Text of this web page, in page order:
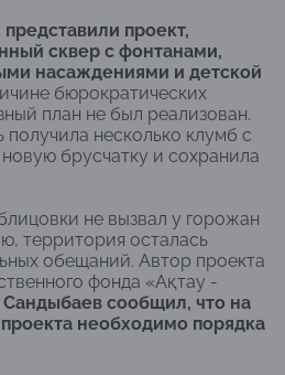
проект,
сквер с фонтанами,
насаждениями и детской
бюрократических
план не был реализован.
несколько клумб с
брусчатку и сохранила
не вызвал у горожан
территория осталась
обещаний. Автор проекта
фонда «Ақтау -
сообщил, что на
необходимо порядка